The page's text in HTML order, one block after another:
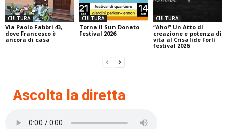
CULTURA
Via Paolo Fabbri 43,
dove Francesco è
ancora di casa
CULTURA
Torna il Sun Donato
Festival 2026
CULTURA
“Aho!” Un Atto di
creazione e potenza di
vita al Crisalide Forlì
festival 2026
Ascolta la diretta